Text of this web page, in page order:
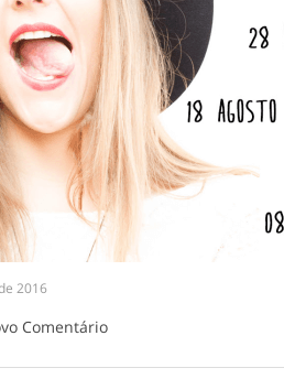
2016
Comentário